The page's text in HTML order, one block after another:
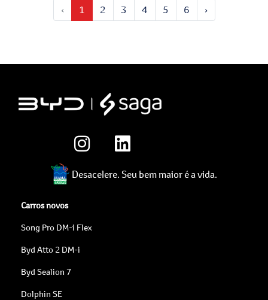
‹ 1 2 3 4 5 6 ›
Desacelere. Seu bem maior é a vida.
Carros novos
Song Pro DM-i Flex
Byd Atto 2 DM-i
Byd Sealion 7
Dolphin SE